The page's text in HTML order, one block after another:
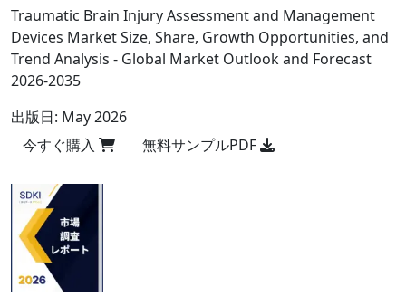
Traumatic Brain Injury Assessment and Management
Devices Market Size, Share, Growth Opportunities, and
Trend Analysis - Global Market Outlook and Forecast
2026-2035
出版日: May 2026
今すぐ購入
無料サンプルPDF